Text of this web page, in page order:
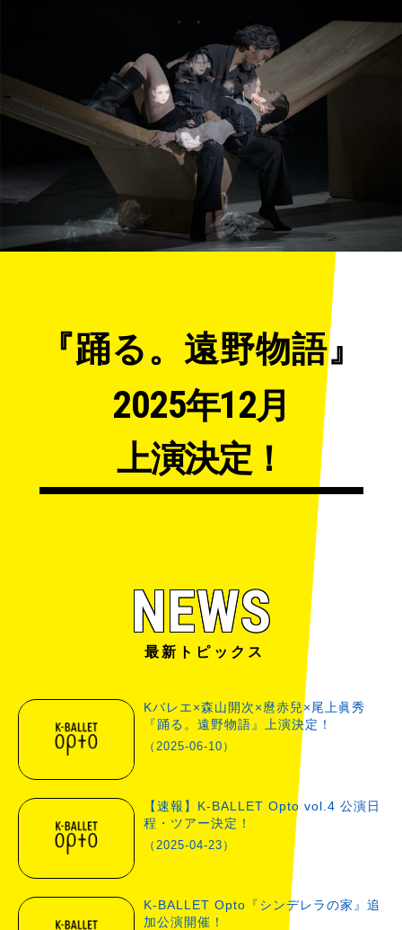
『踊る。遠野物語』
2025年12月
上演決定！
NEWS
最新トピックス
Kバレエ×森山開次×麿赤兒×尾上眞秀
『踊る。遠野物語』上演決定！
（2025-06-10）
【速報】K-BALLET Opto vol.4 公演日
程・ツアー決定！
（2025-04-23）
K-BALLET Opto『シンデレラの家』追
加公演開催！